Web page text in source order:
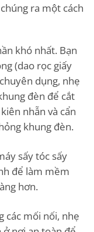
ra một cách
khó nhất. Bạn
(dao rọc giấy
dụng, nhẹ
đèn để cắt
nhẫn và cẩn
khung đèn.
sấy tóc sấy
để làm mềm
hơn.
các mối nối, nhẹ